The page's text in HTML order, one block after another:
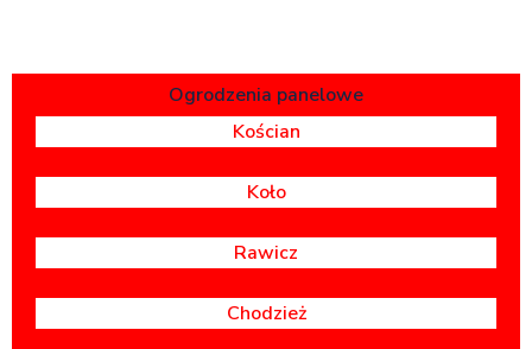
Ogrodzenia panelowe
Kościan
Koło
Rawicz
Chodzież